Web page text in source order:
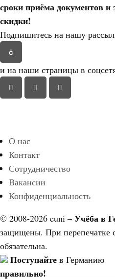
сроки приёма документов и
скидки!
Подпишитесь на нашу
и на наши страницы в
О нас
Контакт
Сотрудничество
Вакансии
Конфиденциальность
© 2008-2026 euni – Учёба в
защищены. При перепечатке
обязательна.
Поступайте в Германию
правильно!